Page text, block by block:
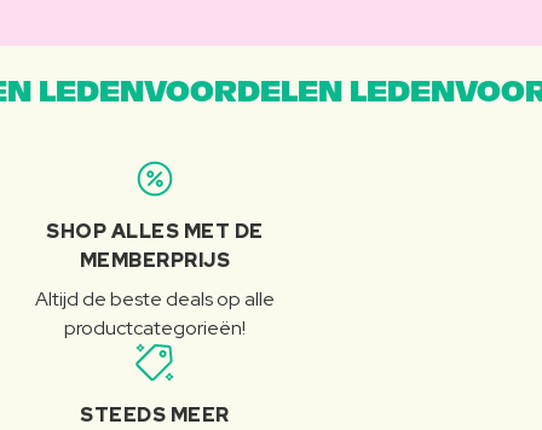
LEDENVOORDELEN
SHOP ALLES MET DE
MEMBERPRIJS
Altijd de beste deals op alle
productcategorieën!
STEEDS MEER